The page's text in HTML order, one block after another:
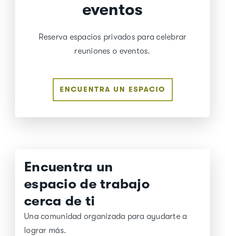
eventos
Reserva espacios privados para celebrar
reuniones o eventos.
ENCUENTRA UN ESPACIO
Encuentra un
espacio de trabajo
cerca de ti
Una comunidad organizada para ayudarte a
lograr más.